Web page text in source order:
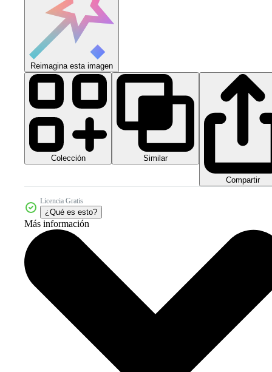
Reimagina esta imagen
Colección Similar
Compartir
Licencia Gratis
¿Qué es esto?
Más información